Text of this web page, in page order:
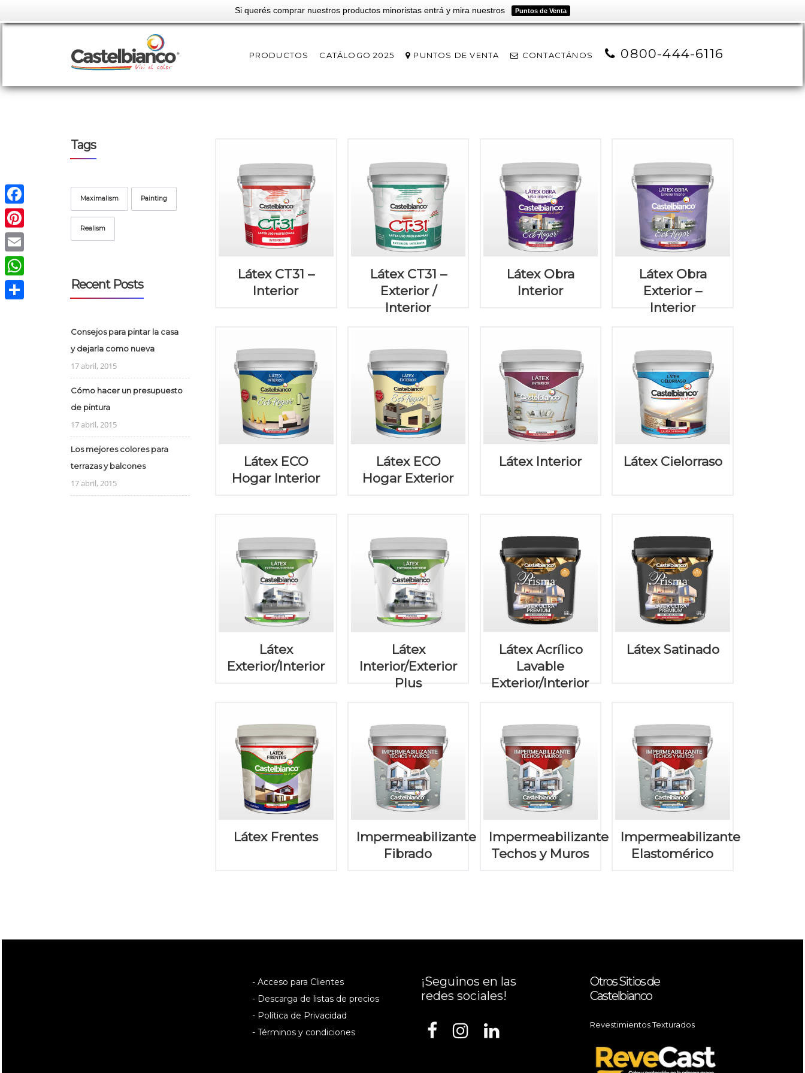
Si querés comprar nuestros productos minoristas entrá y mira nuestros Puntos de Venta
PRODUCTOS CATÁLOGO 2025 PUNTOS DE VENTA CONTACTÁNOS 0800-444-6116
Látex CT31 –
Interior
Látex CT31 –
Exterior /
Interior
Látex Obra
Interior
Látex Obra
Exterior –
Interior
Látex ECO
Hogar Interior
Látex ECO
Hogar Exterior
Látex Interior Látex Cielorraso
Látex
Exterior/Interior
Látex
Interior/Exterior
Plus
Látex Acrílico
Lavable
Exterior/Interior
Látex Satinado
Látex Frentes
Impermeabilizante
Fibrado
Impermeabilizante
Techos y Muros
Impermeabilizante
Elastomérico
Tags
Maximalism Painting
Realism
Recent Posts
Consejos para pintar la casa
y dejarla como nueva
17 abril, 2015
Cómo hacer un presupuesto
de pintura
17 abril, 2015
Los mejores colores para
terrazas y balcones
17 abril, 2015
- Acceso para Clientes
- Descarga de listas de precios
- Política de Privacidad
- Términos y condiciones
¡Seguinos en las
redes sociales!
Otros Sitios de
Castelbianco
Revestimientos Texturados
Facebook
Pinterest
Email
WhatsApp